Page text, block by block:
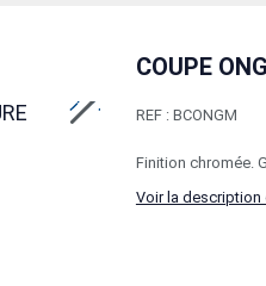
COUPE
REF : BCONGM
Finition chromée.
Voir la description